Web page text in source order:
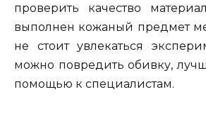
проверить качество
выполнен кожаный предмет
не стоит увлекаться
можно повредить обивку,
помощью к специалистам.